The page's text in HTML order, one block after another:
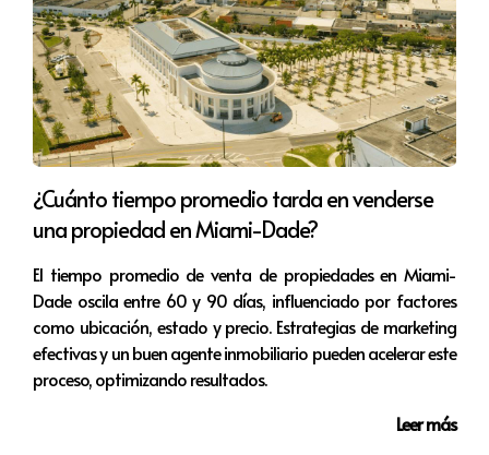
colaborativo son solo algunas de las opciones
disponibles. Además, la llegada de nuevas empresas de
tecnología ha creado un aumento en la demanda de
apartamentos y espacios comerciales, lo que presenta
oportunidades interesantes para los inversores:
Proyectos de desarrollo mixto:
Los desarrollos que
combinan apartamentos residenciales y espacios
comerciales son altamente valorados,
Co-living y co-working:La tendencia del co-living y
el co-working sigue en auge, especialmente entre
los jóvenes profesionales que buscan espacios
flexibles.
Inversiones sostenibles:La sostenibilidad se ha
propiedades que incorporan prácticas ecológicas
¿Cuánto tiempo promedio tarda en venderse
una propiedad en Miami-Dade?
El tiempo promedio de venta de propiedades en Miami-
Dade oscila entre 60 y 90 días, influenciado por factores
como ubicación, estado y precio. Estrategias de marketing
efectivas y un buen agente inmobiliario pueden acelerar este
proceso, optimizando resultados.
Leer más